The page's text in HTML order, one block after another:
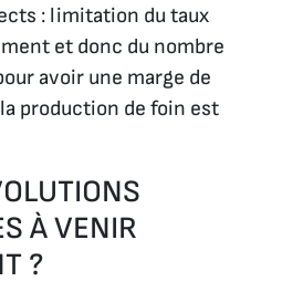
: limitation du taux
et donc du nombre
avoir une marge de
production de foin est
À VENIR
?